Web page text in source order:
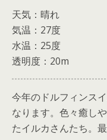
天気：晴れ
気温：27度
水温：25度
透明度：20m
今年のドルフィンス
なります。色々癒し
たイルカさんたち。